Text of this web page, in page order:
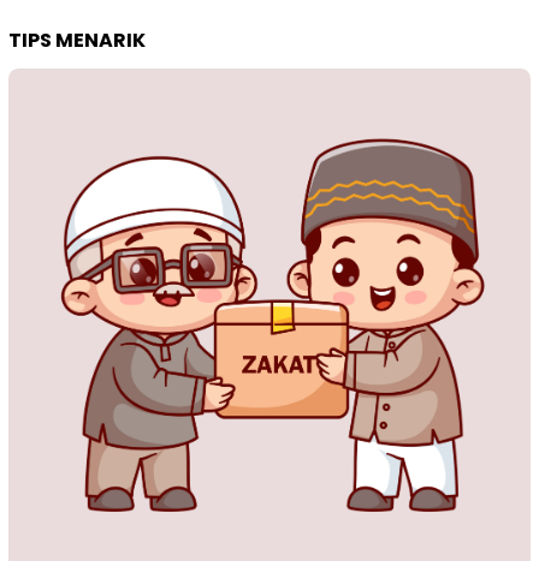
TIPS MENARIK